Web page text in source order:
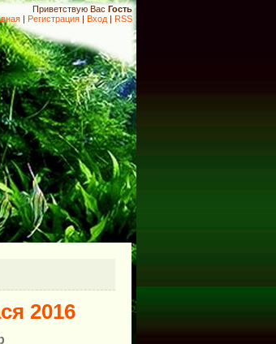
Приветствую Вас Гость
| Регистрация | Вход | RSS
2016